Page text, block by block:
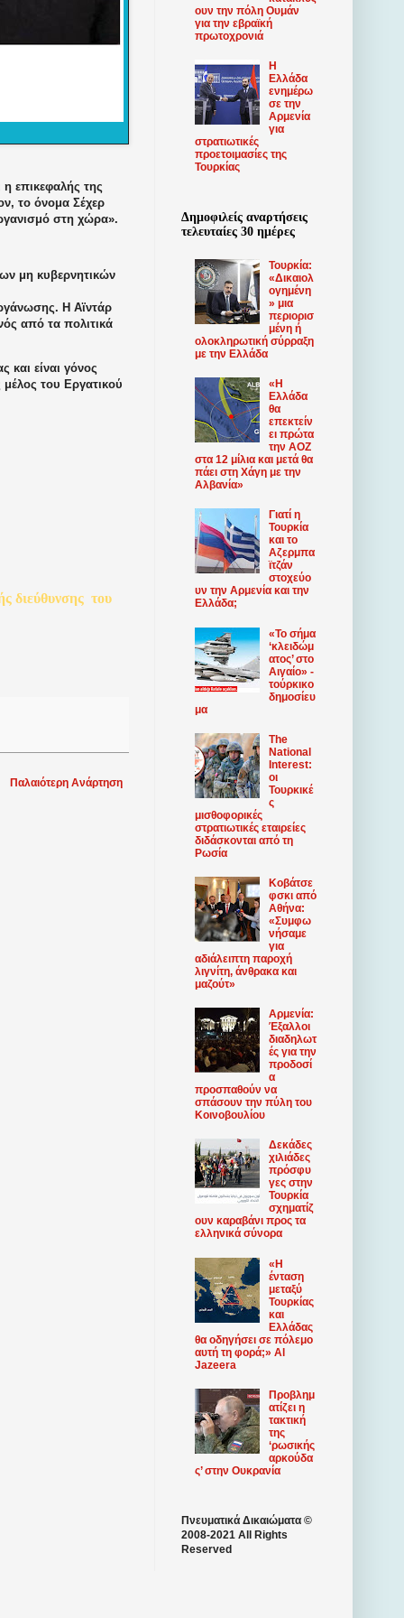
επικεφαλής της
το όνομα Σέχερ
στη χώρα».
μη κυβερνητικών
Η Αϊντάρ
από τα πολιτικά
και είναι γόνος
του Εργατικού
διεύθυνσης του
Παλαιότερη Ανάρτηση
ουν την πόλη Ουμάν
για την εβραϊκή
πρωτοχρονιά
Η
Ελλάδα
ενημέρω
σε την
Αρμενία
για
στρατιωτικές
προετοιμασίες της
Τουρκίας
Δημοφιλείς αναρτήσεις
τελευταίες 30 ημέρες
Τουρκία:
«Δικαιολ
ογημένη
» μια
περιορισ
μένη ή
ολοκληρωτική σύρραξη
με την Ελλάδα
«Η
Ελλάδα
θα
επεκτείν
ει πρώτα
την ΑΟΖ
στα 12 μίλια και μετά θα
πάει στη Χάγη με την
Αλβανία»
Γιατί η
Τουρκία
και το
Αζερμπα
ϊτζάν
στοχεύο
υν την Αρμενία και την
Ελλάδα;
«Το σήμα
‘κλειδώμ
ατος’ στο
Αιγαίο» -
τούρκικο
δημοσίευ
μα
The
National
Interest:
οι
Τουρκικέ
ς
μισθοφορικές
στρατιωτικές εταιρείες
διδάσκονται από τη
Ρωσία
Κοβάτσε
φσκι από
Αθήνα:
«Συμφω
νήσαμε
για
αδιάλειπτη παροχή
λιγνίτη, άνθρακα και
μαζούτ»
Αρμενία:
Έξαλλοι
διαδηλωτ
ές για την
προδοσί
α
προσπαθούν να
σπάσουν την πύλη του
Κοινοβουλίου
Δεκάδες
χιλιάδες
πρόσφυ
γες στην
Τουρκία
σχηματίζ
ουν καραβάνι προς τα
ελληνικά σύνορα
«Η
ένταση
μεταξύ
Τουρκίας
και
Ελλάδας
θα οδηγήσει σε πόλεμο
αυτή τη φορά;» Al
Jazeera
Προβλημ
ατίζει η
τακτική
της
‘ρωσικής
αρκούδα
ς’ στην Ουκρανία
Πνευματικά Δικαιώματα ©
2008-2021 All Rights
Reserved